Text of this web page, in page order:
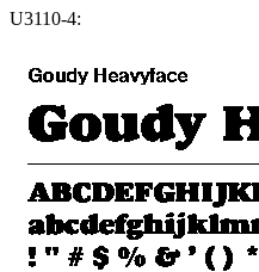
U3110-4: